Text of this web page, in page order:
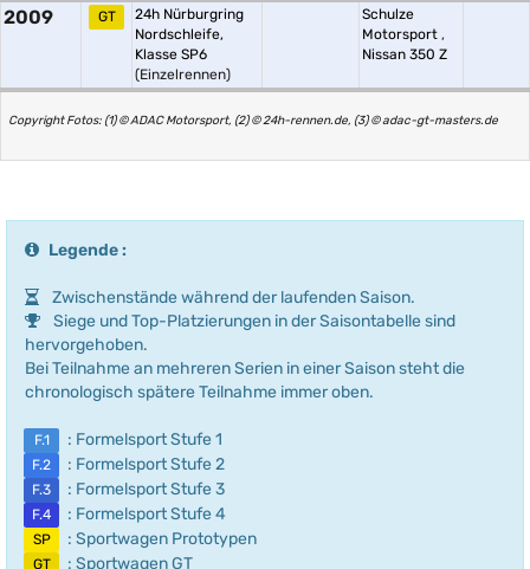
2009 GT
24h Nürburgring
Nordschleife,
Klasse SP6
(Einzelrennen)
Schulze
Motorsport ,
Nissan 350 Z
Copyright Fotos: (1) © ADAC Motorsport, (2) © 24h-rennen.de, (3) © adac-gt-masters.de
Legende :
Zwischenstände während der laufenden Saison.
Siege und Top-Platzierungen in der Saisontabelle sind
hervorgehoben.
Bei Teilnahme an mehreren Serien in einer Saison steht die
chronologisch spätere Teilnahme immer oben.
F.1 : Formelsport Stufe 1
F.2 : Formelsport Stufe 2
F.3 : Formelsport Stufe 3
F.4 : Formelsport Stufe 4
SP : Sportwagen Prototypen
GT : Sportwagen GT